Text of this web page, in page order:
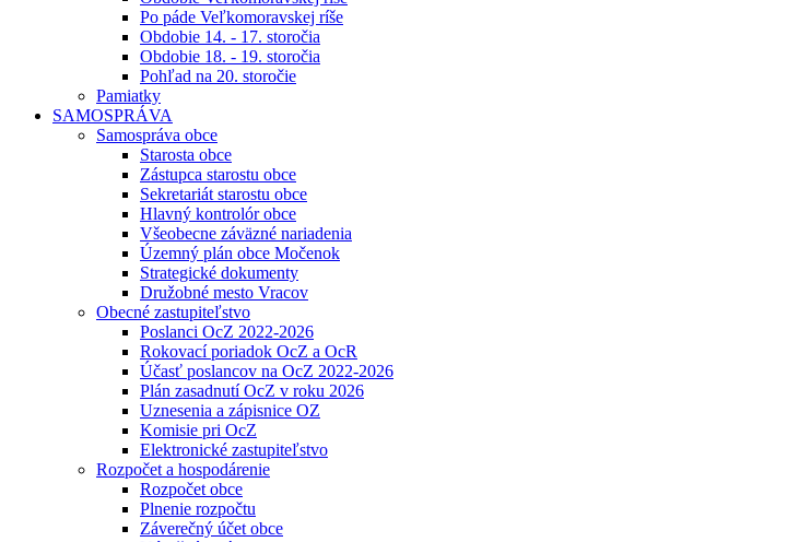
Po páde Veľkomoravskej ríše
Obdobie 14. - 17. storočia
Obdobie 18. - 19. storočia
Pohľad na 20. storočie
Pamiatky
SAMOSPRÁVA
Samospráva obce
Starosta obce
Zástupca starostu obce
Sekretariát starostu obce
Hlavný kontrolór obce
Všeobecne záväzné nariadenia
Územný plán obce Močenok
Strategické dokumenty
Družobné mesto Vracov
Obecné zastupiteľstvo
Poslanci OcZ 2022-2026
Rokovací poriadok OcZ a OcR
Účasť poslancov na OcZ 2022-2026
Plán zasadnutí OcZ v roku 2026
Uznesenia a zápisnice OZ
Komisie pri OcZ
Elektronické zastupiteľstvo
Rozpočet a hospodárenie
Rozpočet obce
Plnenie rozpočtu
Záverečný účet obce